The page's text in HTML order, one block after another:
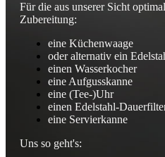
Für die aus unserer Sicht
Zubereitung:
eine Küchenwaage
oder alternativ ein
einen Wasserkocher
eine Aufgusskanne
eine (Tee-)Uhr
einen Edelstahl-
eine Servierkanne
Uns so geht's: